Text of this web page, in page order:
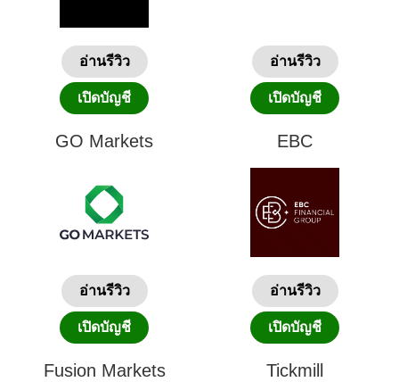
อ่านรีวิว
เปิดบัญชี
อ่านรีวิว
เปิดบัญชี
GO Markets
อ่านรีวิว
เปิดบัญชี
EBC
อ่านรีวิว
เปิดบัญชี
Fusion Markets Tickmill